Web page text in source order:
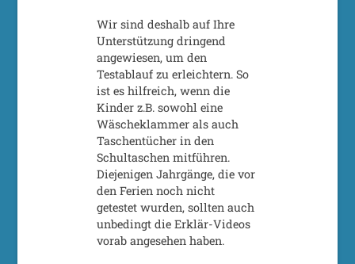
Wir sind deshalb auf Ihre
Unterstützung dringend
angewiesen, um den
Testablauf zu erleichtern. So
ist es hilfreich, wenn die
Kinder z.B. sowohl eine
Wäscheklammer als auch
Taschentücher in den
Schultaschen mitführen.
Diejenigen Jahrgänge, die vor
den Ferien noch nicht
getestet wurden, sollten auch
unbedingt die Erklär-Videos
vorab angesehen haben.